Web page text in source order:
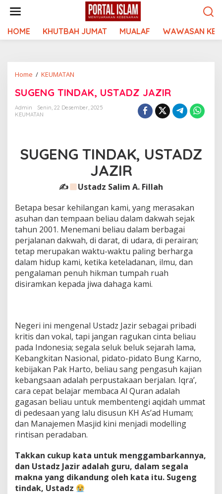
HOME KHUTBAH JUMAT MUALAF WAWASAN
Home / KEUMATAN
USTADZ
JAZIR
SUGENG TINDAK, USTADZ JAZIR
Admin
Senin, 22 Desember, 2025
KEUMATAN
SUGENG TINDAK, USTADZ
JAZIR
✍
Ustadz Salim A. Fillah
Betapa besar kehilangan kami, yang merasakan
asuhan dan tempaan beliau dalam dakwah sejak
tahun 2001. Menemani beliau dalam berbagai
perjalanan dakwah, di darat, di udara, di perairan;
tetap merupakan waktu-waktu paling berharga
dalam hidup kami, ketika keteladanan, ilmu, dan
pengalaman penuh hikman tumpah ruah
disiramkan kepada jiwa dahaga kami.
Negeri ini mengenal Ustadz Jazir sebagai pribadi
kritis dan vokal, tapi jangan ragukan cinta beliau
pada Indonesia; segala seluk beluk sejarah lama,
Kebangkitan Nasional, pidato-pidato Bung Karno,
kebijakan Pak Harto, beliau sang pengasuh kajian
kebangsaan adalah perpustakaan berjalan. Iqra’,
cara cepat belajar membaca Al Quran adalah
gagasan beliau untuk membentengi aqidah ummat
di pedesaan yang lalu disusun KH As’ad Humam;
dan Manajemen Masjid kini menjadi modelling
rintisan peradaban.
Takkan cukup kata untuk menggambarkannya,
dan Ustadz Jazir adalah guru, dalam segala
makna yang dikandung oleh kata itu. Sugeng
tindak, Ustadz